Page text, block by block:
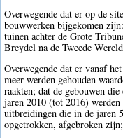
Overwegende dat er op de
bouwwerken bijgekomen
tuinen achter de Grote
Breydel na de Tweede
Overwegende dat er vanaf
meer werden gehouden
raakten; dat de gebouwen
jaren 2010 (tot 2016)
uitbreidingen die in de jaren
opgetrokken, afgebroken zijn;